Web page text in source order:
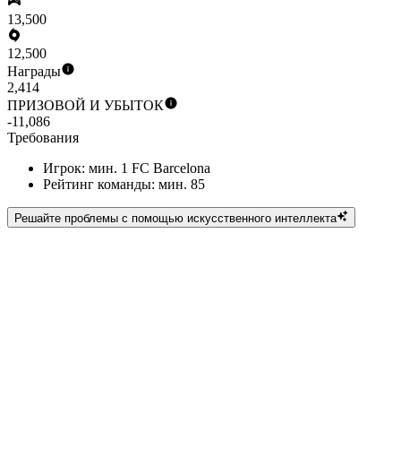
13,500
12,500
Награды
2,414
ПРИЗОВОЙ И УБЫТОК
-11,086
Требования
Игрок: мин. 1 FC Barcelona
Рейтинг команды: мин. 85
Решайте проблемы с помощью искусственного интеллекта